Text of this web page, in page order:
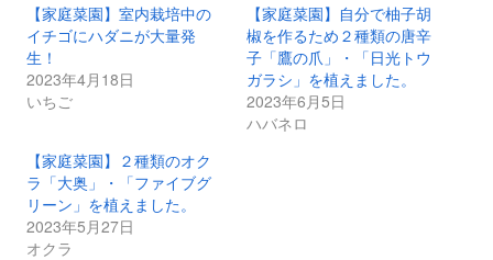
【家庭菜園】室内栽培中の
イチゴにハダニが大量発
生！
2023年4月18日
いちご
【家庭菜園】自分で柚子胡
椒を作るため２種類の唐辛
子「鷹の爪」・「日光トウ
ガラシ」を植えました。
2023年6月5日
ハバネロ
【家庭菜園】２種類のオク
ラ「大奥」・「ファイブグ
リーン」を植えました。
2023年5月27日
オクラ